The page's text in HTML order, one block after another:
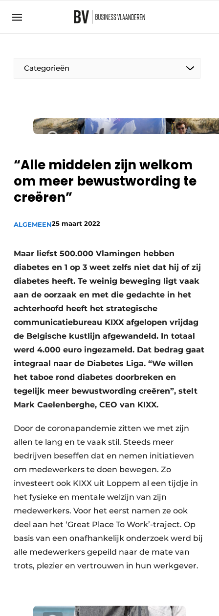
Bedrijven
Bedrijven
Direct contact
Home
Meest gelezen
Nieuwsbrief
Vacatures
Video’s
Categorieën
“Alle middelen zijn welkom
om meer bewustwording te
creëren”
ALGEMEEN25 maart 2022
Maar liefst 500.000 Vlamingen hebben
diabetes en 1 op 3 weet zelfs niet dat hij of zij
diabetes heeft. Te weinig beweging ligt vaak
aan de oorzaak en met die gedachte in het
achterhoofd heeft het strategische
communicatiebureau KIXX afgelopen vrijdag
de Belgische kustlijn afgewandeld. In totaal
werd 4.000 euro ingezameld. Dat bedrag gaat
integraal naar de Diabetes Liga. “We willen
het taboe rond diabetes doorbreken en
tegelijk meer bewustwording creëren”, stelt
Mark Caelenberghe, CEO van KIXX.
Door de coronapandemie zitten we met zijn
allen te lang en te vaak stil. Steeds meer
bedrijven beseffen dat en nemen initiatieven
om medewerkers te doen bewegen. Zo
investeert ook KIXX uit Loppem al een tijdje in
het fysieke en mentale welzijn van zijn
medewerkers. Voor het eerst namen ze ook
deel aan het ‘Great Place To Work’-traject. Op
basis van een onafhankelijk onderzoek werd bij
alle medewerkers gepeild naar de mate van
trots, plezier en vertrouwen in hun werkgever.